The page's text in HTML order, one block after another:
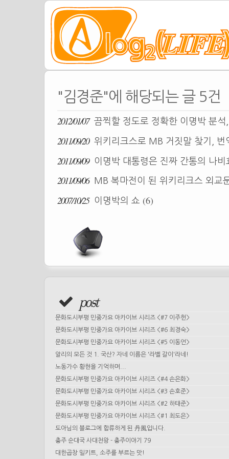
"김경준"에 해당되는 글 5건
2012/01/07 끔찍할 정도로 정확한 이명박 분
2011/09/20 위키리크스로 MB 거짓말 찾기,
2011/09/09 이명박 대통령은 진짜 간통의 나
2011/09/06 MB 복마전이 된 위키리크스 외교
2007/10/25 이명박의 쇼 (6)
post
문화도시부평 민중가요 아카이브 시리즈 <#7 이주헌>
문화도시부평 민중가요 아카이브 시리즈 <#6 최경숙>
문화도시부평 민중가요 아카이브 시리즈 <#5 이동언>
알리의 모든 것 1. 국산? 자네 이름은 '라벨 갈이'라네!
노동가수 황현을 기억하며...
문화도시부평 민중가요 아카이브 시리즈 <#4 손은화>
문화도시부평 민중가요 아카이브 시리즈 <#3 손호준>
문화도시부평 민중가요 아카이브 시리즈 <#2 하태준>
문화도시부평 민중가요 아카이브 시리즈 <#1 최도은>
도아님의 블로그에 합류하게 된 丹風입니다.
충주 순대국 사대천왕 - 충주이야기 79
대한곱창 밀키트, 소주를 부르는 맛!